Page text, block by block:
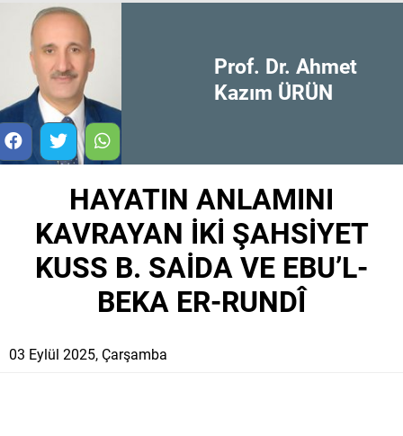
Prof. Dr. Ahmet
Kazım ÜRÜN
HAYATIN ANLAMINI
KAVRAYAN İKİ ŞAHSİYET
KUSS B. SAİDA VE EBU’L-
BEKA ER-RUNDÎ
03 Eylül 2025, Çarşamba